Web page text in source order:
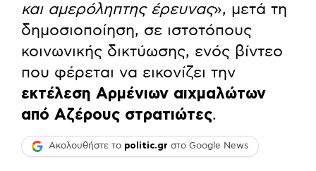
και αμερόληπτης έρευνας», μετά τη
δημοσιοποίηση, σε ιστοτόπους
κοινωνικής δικτύωσης, ενός βίντεο
που φέρεται να εικονίζει την
εκτέλεση Αρμένιων αιχμαλώτων
από Αζέρους στρατιώτες.
Ακολουθήστε το politic.gr στο Google News